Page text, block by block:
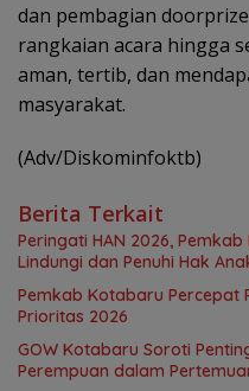
dan pembagian
rangkaian acara hingga
aman, tertib, dan
masyarakat.
(Adv/Diskominfoktb)
Berita Terkait
Peringati HAN 2026,
Lindungi dan Penuhi Hak
Pemkab Kotabaru Percepat
Prioritas 2026
GOW Kotabaru Soroti
Perempuan dalam